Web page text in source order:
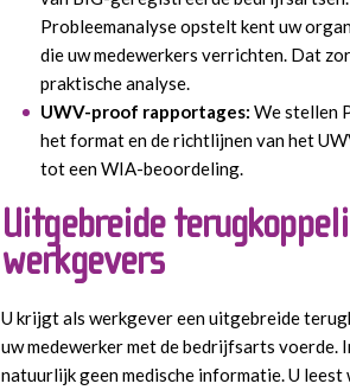
Probleemanalyse opstelt kent uw
die uw medewerkers verrichten. Dat
praktische analyse.
UWV-proof rapportages: We stellen
het format en de richtlijnen van het
tot een WIA-beoordeling.
Uitgebreide
werkgevers
U krijgt als werkgever een uitgebreide
uw medewerker met de bedrijfsarts voerde.
natuurlijk geen medische informatie. U leest